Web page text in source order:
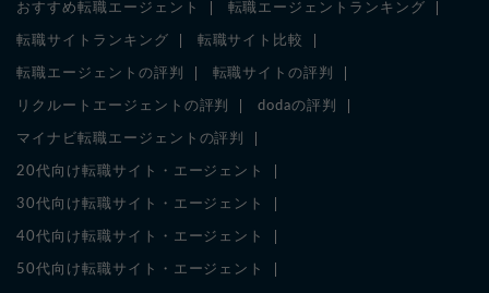
おすすめ転職エージェント 転職エージェントランキング
転職サイトランキング 転職サイト比較
転職エージェントの評判 転職サイトの評判
リクルートエージェントの評判 dodaの評判
マイナビ転職エージェントの評判
20代向け転職サイト・エージェント
30代向け転職サイト・エージェント
40代向け転職サイト・エージェント
50代向け転職サイト・エージェント